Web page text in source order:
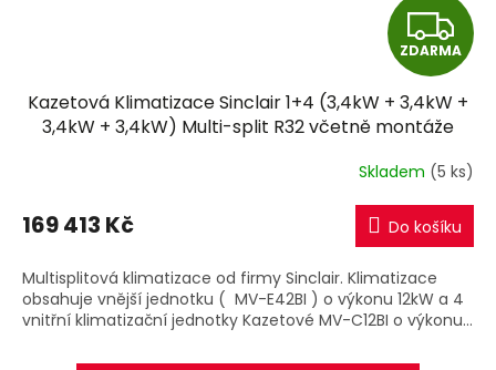
Z
D
A
R
M
A
ZDARMA
Kazetová Klimatizace Sinclair 1+4 (3,4kW + 3,4kW +
3,4kW + 3,4kW) Multi-split R32 včetně montáže
Skladem (5 ks)
169 413 Kč Do košíku
Multisplitová klimatizace od firmy Sinclair. Klimatizace
obsahuje vnější jednotku ( MV-E42BI ) o výkonu 12kW a 4
vnitřní klimatizační jednotky Kazetové MV-C12BI o výkonu...